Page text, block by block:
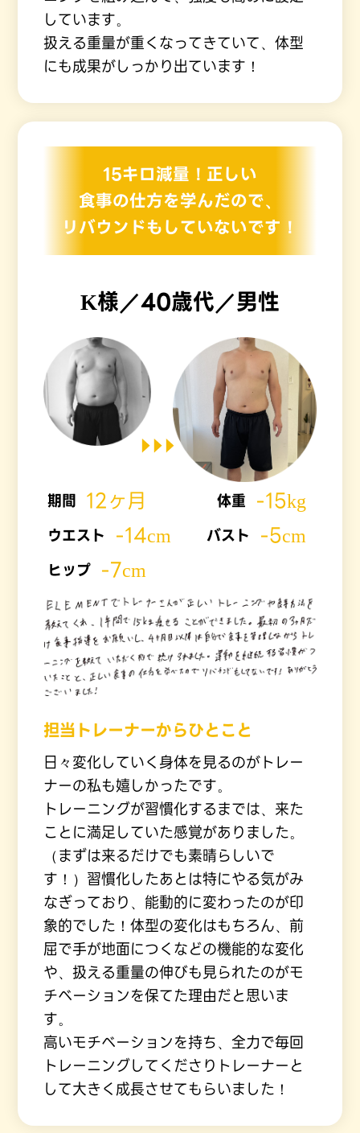
しています。
扱える重量が重くなってきていて、体型
にも成果がしっかり出ています！
15キロ減量！正しい
食事の仕方を学んだので、
リバウンドもしていないです！
K様／40歳代／男性
期間 12ヶ月 体重 -15kg
ウエスト -14cm バスト -5cm
ヒップ -7cm
担当トレーナーからひとこと
日々変化していく身体を見るのがトレー
ナーの私も嬉しかったです。
トレーニングが習慣化するまでは、来た
ことに満足していた感覚がありました。
（まずは来るだけでも素晴らしいで
す！）習慣化したあとは特にやる気がみ
なぎっており、能動的に変わったのが印
象的でした！体型の変化はもちろん、前
屈で手が地面につくなどの機能的な変化
や、扱える重量の伸びも見られたのがモ
チベーションを保てた理由だと思いま
す。
高いモチベーションを持ち、全力で毎回
トレーニングしてくださりトレーナーと
して大きく成長させてもらいました！